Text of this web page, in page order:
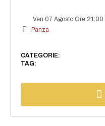
Ven 07 Agosto Ore 21:00
Panza
CATEGORIE:
TAG: